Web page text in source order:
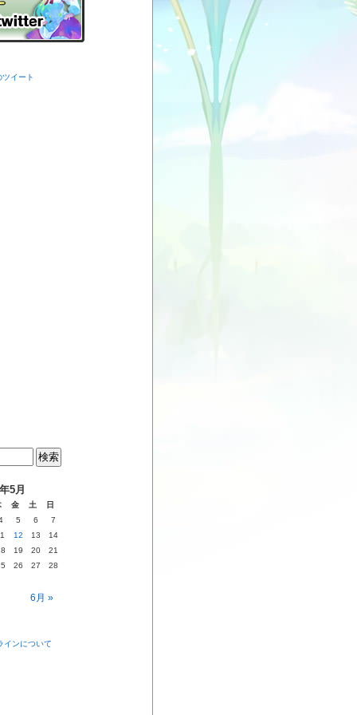
イート
5月
金 土 日
6月 »
5 6
7
12 13
14
19 20
21
26 27
28
インについて